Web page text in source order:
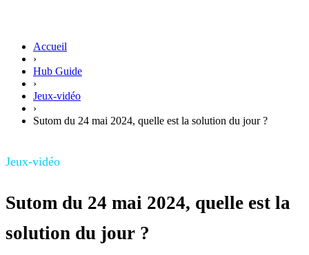
Accueil
›
Hub Guide
›
Jeux-vidéo
›
Sutom du 24 mai 2024, quelle est la solution du jour ?
Jeux-vidéo
Sutom du 24 mai 2024, quelle est la
solution du jour ?